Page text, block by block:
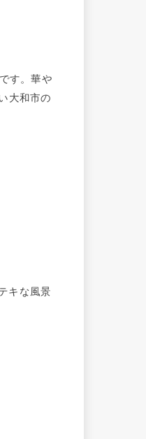
す。華や
大和市の
キな風景